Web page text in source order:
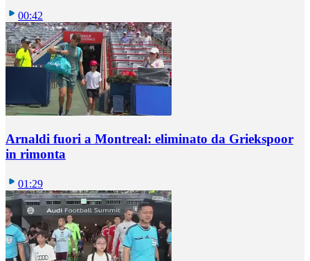
00:42
Arnaldi fuori a Montreal: eliminato da Griekspoor
in rimonta
01:29